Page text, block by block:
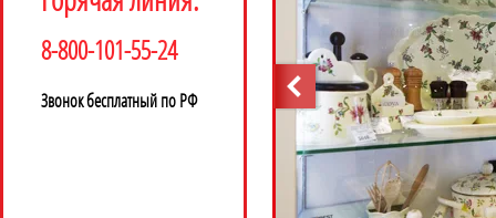
8-800-101-55-24
Звонок бесплатный по РФ